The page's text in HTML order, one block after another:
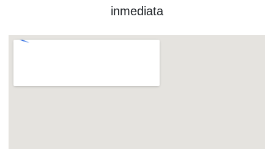
inmediata